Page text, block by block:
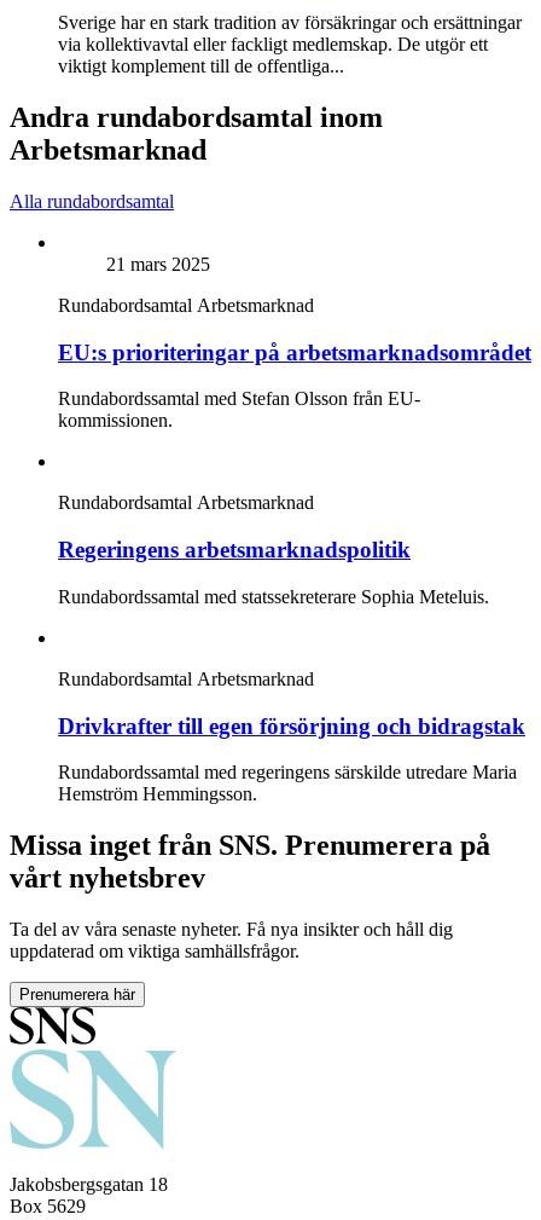
Sverige har en stark tradition av försäkringar och ersättningar
via kollektivavtal eller fackligt medlemskap. De utgör ett
viktigt komplement till de offentliga...
Andra rundabordsamtal inom
Arbetsmarknad
Alla rundabordsamtal
21 mars 2025
Rundabordsamtal Arbetsmarknad
EU:s prioriteringar på arbetsmarknadsområdet
Rundabordssamtal med Stefan Olsson från EU-
kommissionen.
Rundabordsamtal Arbetsmarknad
Regeringens arbetsmarknadspolitik
Rundabordssamtal med statssekreterare Sophia Meteluis.
Rundabordsamtal Arbetsmarknad
Drivkrafter till egen försörjning och bidragstak
Rundabordssamtal med regeringens särskilde utredare Maria
Hemström Hemmingsson.
Missa inget från SNS. Prenumerera på
vårt nyhetsbrev
Ta del av våra senaste nyheter. Få nya insikter och håll dig
uppdaterad om viktiga samhällsfrågor.
Prenumerera här
Jakobsbergsgatan 18
Box 5629